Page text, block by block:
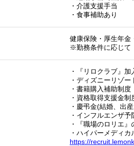
・介護支援手当
・食事補助あり
健康保険・厚生年金
※勤務条件に応じて
・『リロクラブ』
・ディズニーリゾー
・書籍購入補助制度
・資格取得支援金制
・慶弔金(結婚、出
・インフルエンザ
・『職場のロリエ
・ハイパーメディ
https://